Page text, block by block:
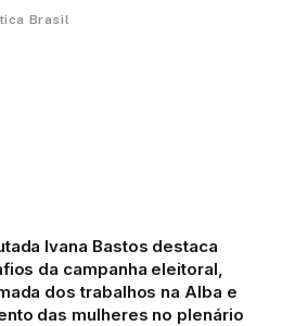
Brasil
Ivana Bastos destaca
da campanha eleitoral,
dos trabalhos na Alba e
das mulheres no plenário